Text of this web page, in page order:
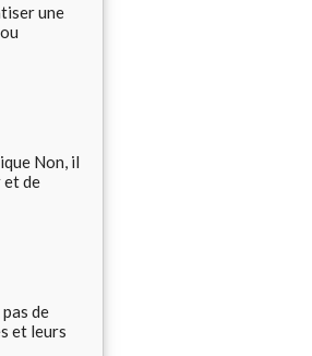
une
Non, il
et de
de
et leurs